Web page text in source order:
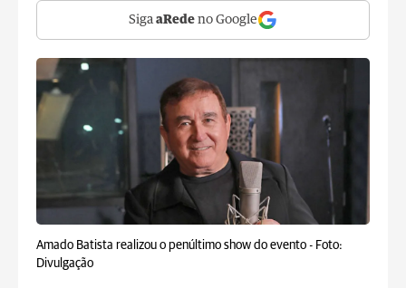
Siga aRede no Google
Amado Batista realizou o penúltimo show do evento - Foto:
Divulgação